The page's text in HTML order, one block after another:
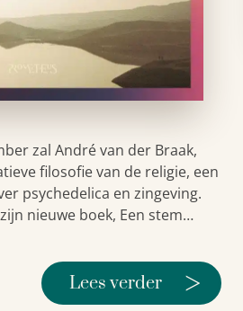
zal André van der Braak,
filosofie van de religie, een
psychedelica en zingeving.
nieuwe boek, Een stem…
Lees verder >